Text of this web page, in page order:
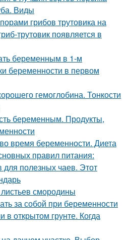
Виды
грибов трутовика на
трутовик появляется в
беременным в 1-м
беременности в первом
гемоглобина. Тонкости
беременным. Продукты,
время беременности. Диета
правил питания:
для полезных чаев. Этот
смородины
за собой при беременности
в открытом грунте. Когда